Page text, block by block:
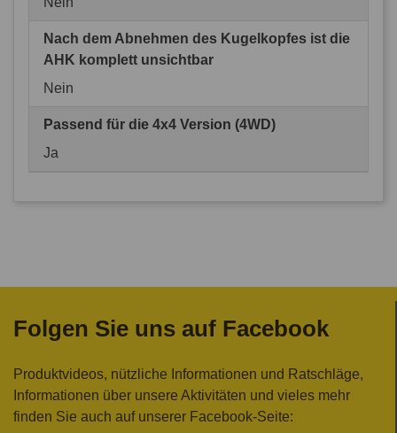
Nach dem Abnehmen des Kugelkopfes ist die
AHK komplett unsichtbar
Nein
Passend für die 4x4 Version (4WD)
Ja
Folgen Sie uns auf Facebook
Produktvideos, nützliche Informationen und Ratschläge,
Informationen über unsere Aktivitäten und vieles mehr
finden Sie auch auf unserer Facebook-Seite: